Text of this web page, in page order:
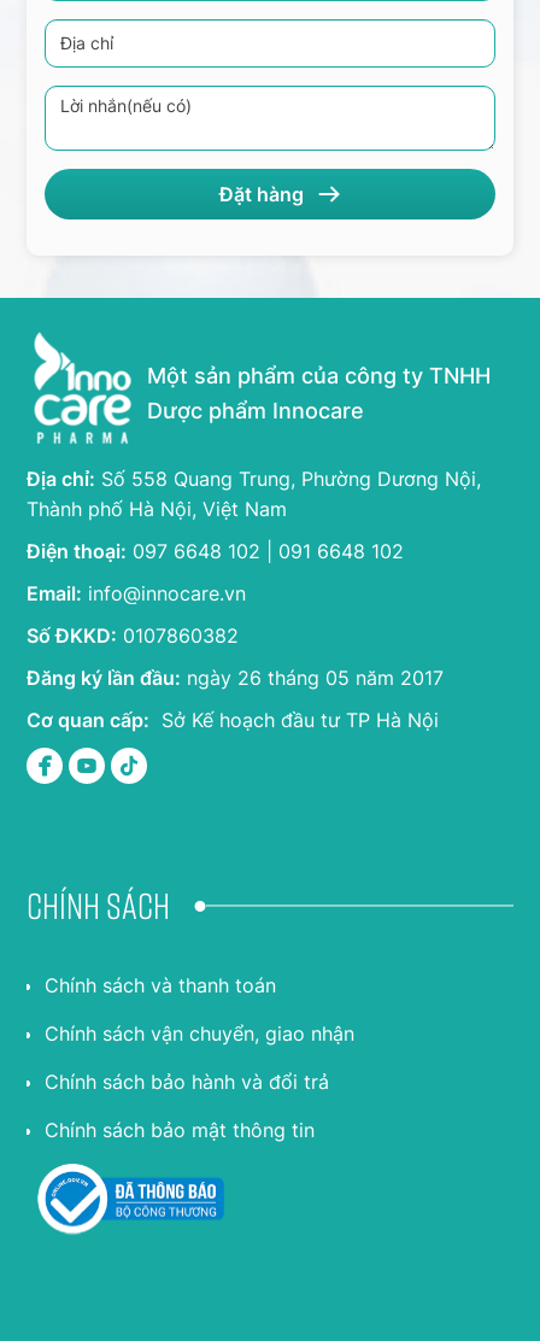
Một sản phẩm của công ty TNHH
Dược phẩm Innocare
Địa chỉ: Số 558 Quang Trung, Phường Dương Nội,
Thành phố Hà Nội, Việt Nam
Điện thoại: 097 6648 102 | 091 6648 102
Email: info@innocare.vn
Số ĐKKD: 0107860382
Đăng ký lần đầu: ngày 26 tháng 05 năm 2017
Cơ quan cấp: Sở Kế hoạch đầu tư TP Hà Nội
Chính sách
Chính sách và thanh toán
Chính sách vận chuyển, giao nhận
Chính sách bảo hành và đổi trả
Chính sách bảo mật thông tin